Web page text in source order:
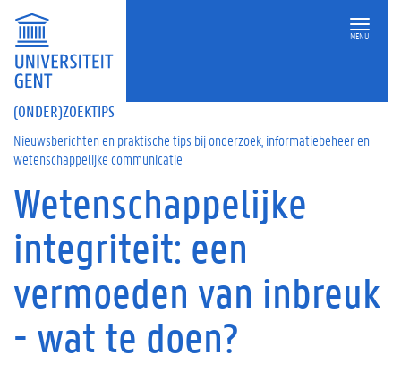
MENU
(ONDER)ZOEKTIPS
Nieuwsberichten en praktische tips bij onderzoek, informatiebeheer en
wetenschappelijke communicatie
Op
deze
pagina
H
e
o
Wetenschappelijke
integriteit: een
vermoeden van inbreuk
- wat te doen?